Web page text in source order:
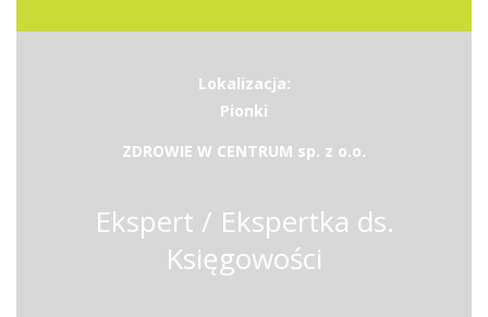
Lokalizacja:
Pionki
ZDROWIE W CENTRUM sp. z o.o.
Ekspert / Ekspertka ds.
Księgowości